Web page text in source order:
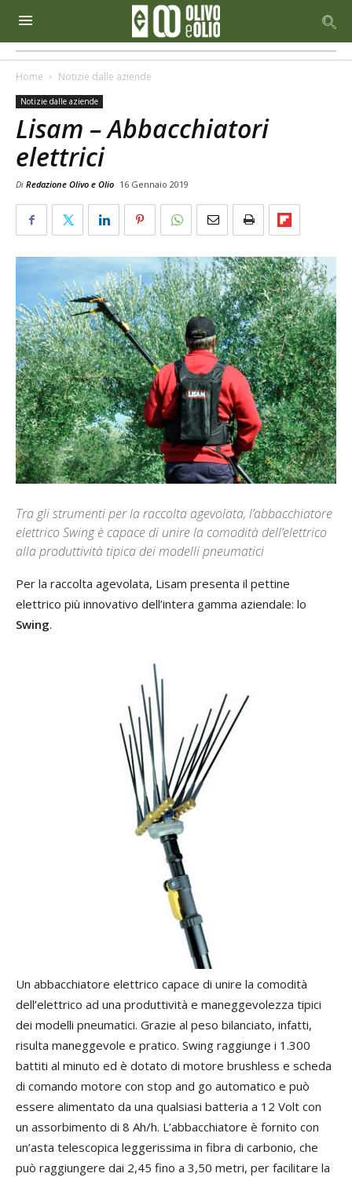
Home Notizie dalle aziende
Notizie dalle aziende
Lisam – Abbacchiatori
elettrici
Di Redazione Olivo e Olio 16 Gennaio 2019
Tra gli strumenti per la raccolta agevolata, l’abbacchiatore
elettrico Swing è capace di unire la comodità dell’elettrico
alla produttività tipica dei modelli pneumatici
Per la raccolta agevolata, Lisam presenta il pettine
elettrico più innovativo dell’intera gamma aziendale: lo
Swing.
Un abbacchiatore elettrico capace di unire la comodità
dell’elettrico ad una produttività e maneggevolezza tipici
dei modelli pneumatici. Grazie al peso bilanciato, infatti,
risulta maneggevole e pratico. Swing raggiunge i 1.300
battiti al minuto ed è dotato di motore brushless e scheda
di comando motore con stop and go automatico e può
essere alimentato da una qualsiasi batteria a 12 Volt con
un assorbimento di 8 Ah/h. L’abbacchiatore è fornito con
un’asta telescopica leggerissima in fibra di carbonio, che
può raggiungere dai 2,45 fino a 3,50 metri, per facilitare la